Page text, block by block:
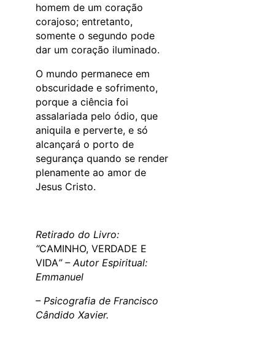
homem de um coração
corajoso; entretanto,
somente o segundo pode
dar um coração iluminado.
O mundo permanece em
obscuridade e sofrimento,
porque a ciência foi
assalariada pelo ódio, que
aniquila e perverte, e só
alcançará o porto de
segurança quando se render
plenamente ao amor de
Jesus Cristo.
Retirado do Livro:
“CAMINHO, VERDADE E
VIDA” – Autor Espiritual:
Emmanuel
– Psicografia de Francisco
Cândido Xavier.